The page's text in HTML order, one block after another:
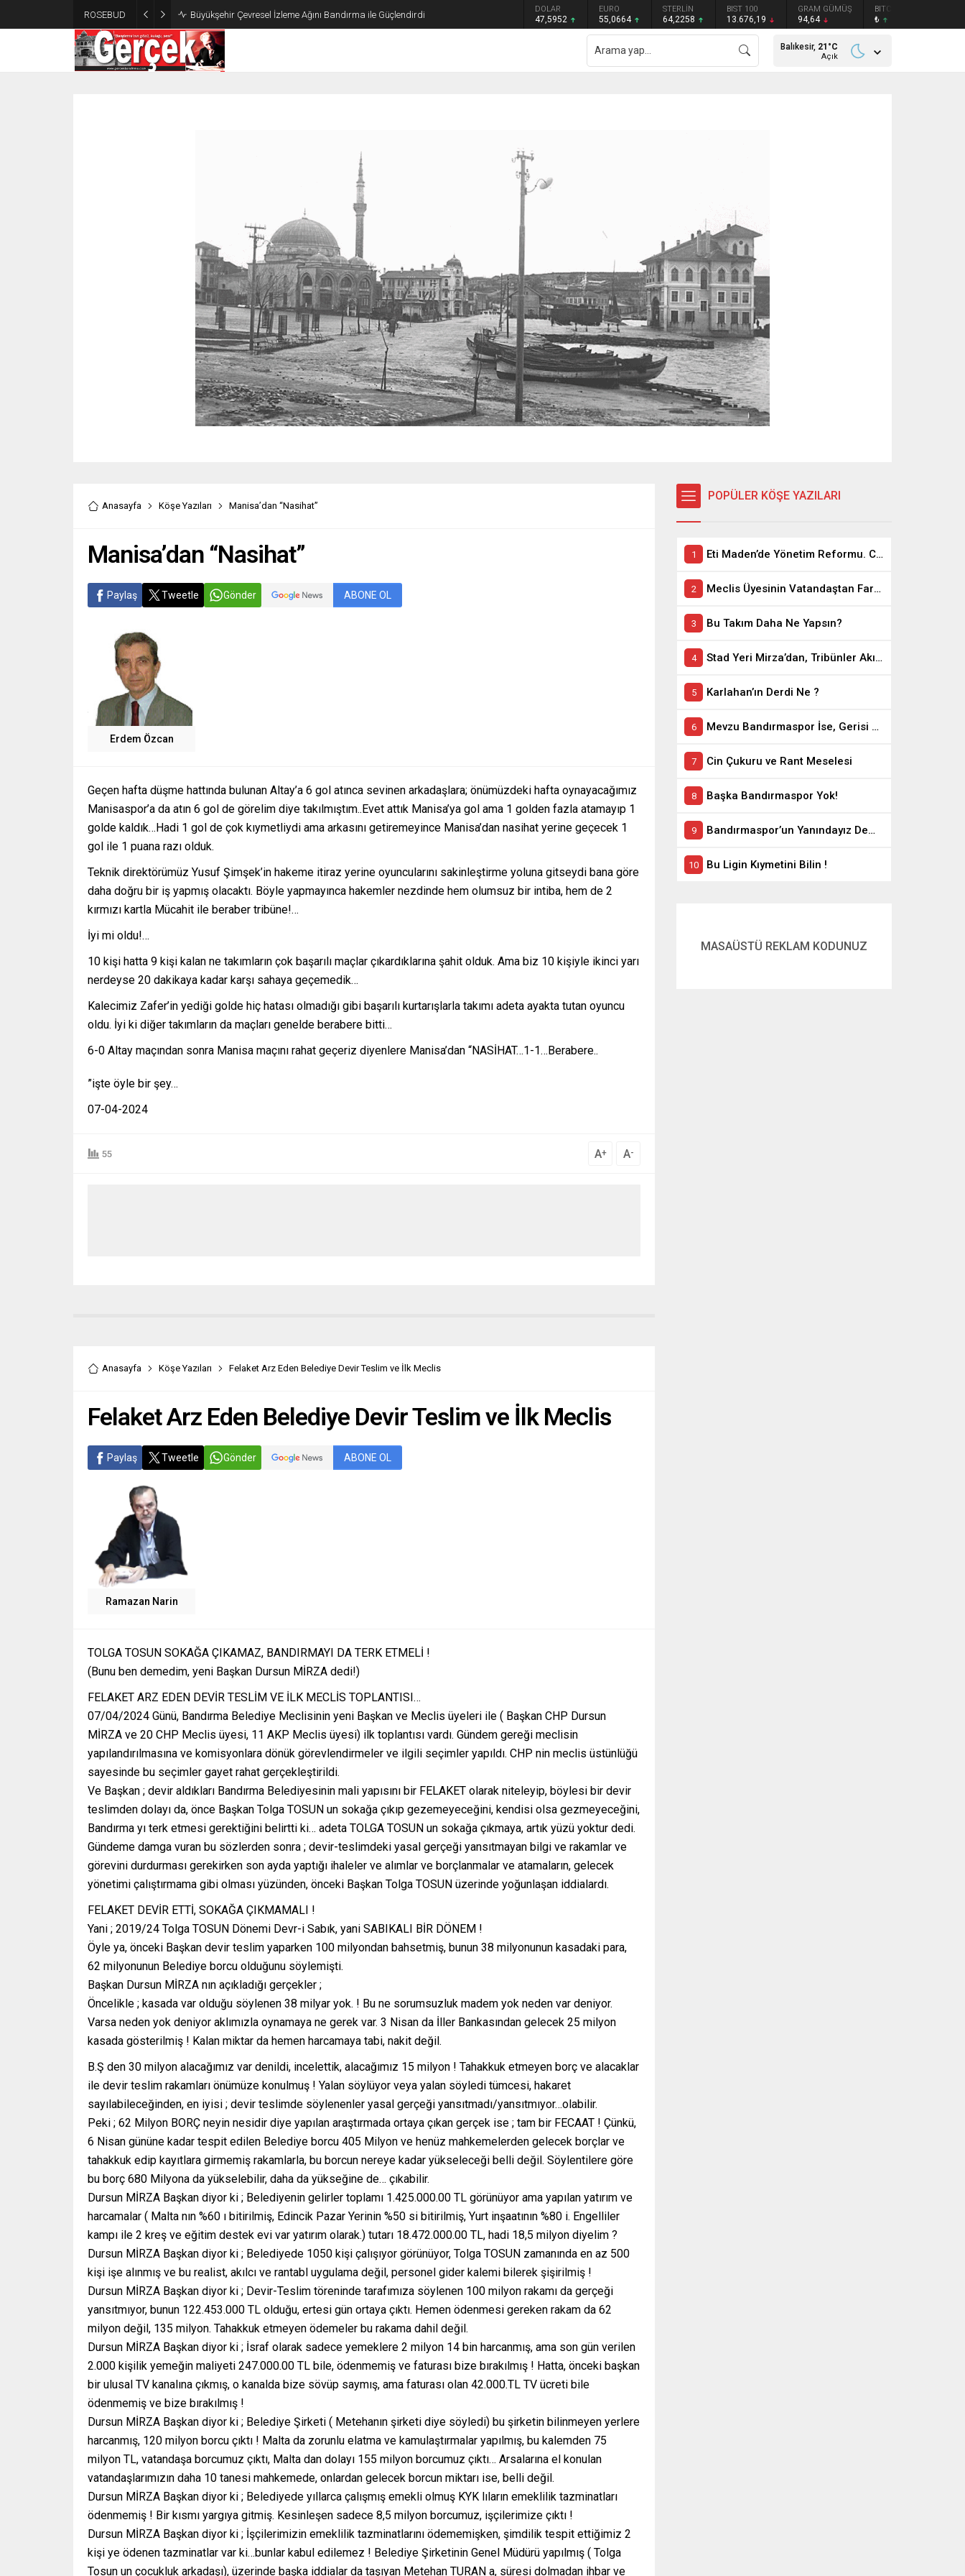
ROSEBUD Büyükşehir Çevresel İzleme Ağını Bandırma ile Güçlendirdi DOLAR
47,5952
EURO
55,0664
STERLİN
64,2258
BIST 100
13.676,19
GRAM GÜMÜŞ
94,64
BITCOIN
₺
Balıkesir, 21 °C
Açık
Anasayfa Köşe Yazıları Manisa’dan “Nasihat”
Manisa’dan “Nasihat”
Paylaş Tweetle Gönder ABONE OL
Erdem Özcan
Geçen hafta düşme hattında bulunan Altay’a 6 gol atınca sevinen arkadaşlara; önümüzdeki hafta oynayacağımız
Manisaspor’a da atın 6 gol de görelim diye takılmıştım..Evet attık Manisa’ya gol ama 1 golden fazla atamayıp 1
golde kaldık…Hadi 1 gol de çok kıymetliydi ama arkasını getiremeyince Manisa’dan nasihat yerine geçecek 1
gol ile 1 puana razı olduk.
Teknik direktörümüz Yusuf Şimşek’in hakeme itiraz yerine oyuncularını sakinleştirme yoluna gitseydi bana göre
daha doğru bir iş yapmış olacaktı. Böyle yapmayınca hakemler nezdinde hem olumsuz bir intiba, hem de 2
kırmızı kartla Mücahit ile beraber tribüne!…
İyi mi oldu!…
10 kişi hatta 9 kişi kalan ne takımların çok başarılı maçlar çıkardıklarına şahit olduk. Ama biz 10 kişiyle ikinci yarı
nerdeyse 20 dakikaya kadar karşı sahaya geçemedik…
Kalecimiz Zafer’in yediği golde hiç hatası olmadığı gibi başarılı kurtarışlarla takımı adeta ayakta tutan oyuncu
oldu. İyi ki diğer takımların da maçları genelde berabere bitti…
6-0 Altay maçından sonra Manisa maçını rahat geçeriz diyenlere Manisa’dan “NASİHAT…1-1…Berabere..
”işte öyle bir şey…
07-04-2024
55 A+ A-
Anasayfa Köşe Yazıları Felaket Arz Eden Belediye Devir Teslim ve İlk Meclis
Felaket Arz Eden Belediye Devir Teslim ve İlk Meclis
Paylaş Tweetle Gönder ABONE OL
Ramazan Narin
TOLGA TOSUN SOKAĞA ÇIKAMAZ, BANDIRMAYI DA TERK ETMELİ !
(Bunu ben demedim, yeni Başkan Dursun MİRZA dedi!)
FELAKET ARZ EDEN DEVİR TESLİM VE İLK MECLİS TOPLANTISI…
07/04/2024 Günü, Bandırma Belediye Meclisinin yeni Başkan ve Meclis üyeleri ile ( Başkan CHP Dursun
MİRZA ve 20 CHP Meclis üyesi, 11 AKP Meclis üyesi) ilk toplantısı vardı. Gündem gereği meclisin
yapılandırılmasına ve komisyonlara dönük görevlendirmeler ve ilgili seçimler yapıldı. CHP nin meclis üstünlüğü
sayesinde bu seçimler gayet rahat gerçekleştirildi.
Ve Başkan ; devir aldıkları Bandırma Belediyesinin mali yapısını bir FELAKET olarak niteleyip, böylesi bir devir
teslimden dolayı da, önce Başkan Tolga TOSUN un sokağa çıkıp gezemeyeceğini, kendisi olsa gezmeyeceğini,
Bandırma yı terk etmesi gerektiğini belirtti ki… adeta TOLGA TOSUN un sokağa çıkmaya, artık yüzü yoktur dedi.
Gündeme damga vuran bu sözlerden sonra ; devir-teslimdeki yasal gerçeği yansıtmayan bilgi ve rakamlar ve
görevini durdurması gerekirken son ayda yaptığı ihaleler ve alımlar ve borçlanmalar ve atamaların, gelecek
yönetimi çalıştırmama gibi olması yüzünden, önceki Başkan Tolga TOSUN üzerinde yoğunlaşan iddialardı.
FELAKET DEVİR ETTİ, SOKAĞA ÇIKMAMALI !
Yani ; 2019/24 Tolga TOSUN Dönemi Devr-i Sabık, yani SABIKALI BİR DÖNEM !
Öyle ya, önceki Başkan devir teslim yaparken 100 milyondan bahsetmiş, bunun 38 milyonunun kasadaki para,
62 milyonunun Belediye borcu olduğunu söylemişti.
Başkan Dursun MİRZA nın açıkladığı gerçekler ;
Öncelikle ; kasada var olduğu söylenen 38 milyar yok. ! Bu ne sorumsuzluk madem yok neden var deniyor.
Varsa neden yok deniyor aklımızla oynamaya ne gerek var. 3 Nisan da İller Bankasından gelecek 25 milyon
kasada gösterilmiş ! Kalan miktar da hemen harcamaya tabi, nakit değil.
B.Ş den 30 milyon alacağımız var denildi, incelettik, alacağımız 15 milyon ! Tahakkuk etmeyen borç ve alacaklar
ile devir teslim rakamları önümüze konulmuş ! Yalan söylüyor veya yalan söyledi tümcesi, hakaret
sayılabileceğinden, en iyisi ; devir teslimde söylenenler yasal gerçeği yansıtmadı/yansıtmıyor…olabilir.
Peki ; 62 Milyon BORÇ neyin nesidir diye yapılan araştırmada ortaya çıkan gerçek ise ; tam bir FECAAT ! Çünkü,
6 Nisan gününe kadar tespit edilen Belediye borcu 405 Milyon ve henüz mahkemelerden gelecek borçlar ve
tahakkuk edip kayıtlara girmemiş rakamlarla, bu borcun nereye kadar yükseleceği belli değil. Söylentilere göre
bu borç 680 Milyona da yükselebilir, daha da yükseğine de… çıkabilir.
Dursun MİRZA Başkan diyor ki ; Belediyenin gelirler toplamı 1.425.000.00 TL görünüyor ama yapılan yatırım ve
harcamalar ( Malta nın %60 ı bitirilmiş, Edincik Pazar Yerinin %50 si bitirilmiş, Yurt inşaatının %80 i. Engelliler
kampı ile 2 kreş ve eğitim destek evi var yatırım olarak.) tutarı 18.472.000.00 TL, hadi 18,5 milyon diyelim ?
Dursun MİRZA Başkan diyor ki ; Belediyede 1050 kişi çalışıyor görünüyor, Tolga TOSUN zamanında en az 500
kişi işe alınmış ve bu realist, akılcı ve rantabl uygulama değil, personel gider kalemi bilerek şişirilmiş !
Dursun MİRZA Başkan diyor ki ; Devir-Teslim töreninde tarafımıza söylenen 100 milyon rakamı da gerçeği
yansıtmıyor, bunun 122.453.000 TL olduğu, ertesi gün ortaya çıktı. Hemen ödenmesi gereken rakam da 62
milyon değil, 135 milyon. Tahakkuk etmeyen ödemeler bu rakama dahil değil.
Dursun MİRZA Başkan diyor ki ; İsraf olarak sadece yemeklere 2 milyon 14 bin harcanmış, ama son gün verilen
2.000 kişilik yemeğin maliyeti 247.000.00 TL bile, ödenmemiş ve faturası bize bırakılmış ! Hatta, önceki başkan
bir ulusal TV kanalına çıkmış, o kanalda bize sövüp saymış, ama faturası olan 42.000.TL TV ücreti bile
ödenmemiş ve bize bırakılmış !
Dursun MİRZA Başkan diyor ki ; Belediye Şirketi ( Metehanın şirketi diye söyledi) bu şirketin bilinmeyen yerlere
harcanmış, 120 milyon borcu çıktı ! Malta da zorunlu elatma ve kamulaştırmalar yapılmış, bu kalemden 75
milyon TL, vatandaşa borcumuz çıktı, Malta dan dolayı 155 milyon borcumuz çıktı… Arsalarına el konulan
vatandaşlarımızın daha 10 tanesi mahkemede, onlardan gelecek borcun miktarı ise, belli değil.
Dursun MİRZA Başkan diyor ki ; Belediyede yıllarca çalışmış emekli olmuş KYK lıların emeklilik tazminatları
ödenmemiş ! Bir kısmı yargıya gitmiş. Kesinleşen sadece 8,5 milyon borcumuz, işçilerimize çıktı !
Dursun MİRZA Başkan diyor ki ; İşçilerimizin emeklilik tazminatlarını ödememişken, şimdilik tespit ettiğimiz 2
kişi ye ödenen tazminatlar var ki…bunlar kabul edilemez ! Belediye Şirketinin Genel Müdürü yapılmış ( Tolga
Tosun un çocukluk arkadaşı), üzerinde başka iddialar da taşıyan Metehan TURAN a, süresi dolmadan ihbar ve
POPÜLER KÖŞE YAZILARI
Eti Maden’de Yönetim Reformu. CEO Modeli’nde Kadro / Taşeron İşçilik Ayrımı Kalkıyor
Meclis Üyesinin Vatandaştan Farkı Ne ?
Bu Takım Daha Ne Yapsın?
Stad Yeri Mirza’dan, Tribünler Akın’dan: Geriye Bakanlık Kaldı.
Karlahan’ın Derdi Ne ?
Mevzu Bandırmaspor İse, Gerisi Teferruattır
Cin Çukuru ve Rant Meselesi
Başka Bandırmaspor Yok!
Bandırmaspor’un Yanındayız Demekle Olmuyor!
Bu Ligin Kıymetini Bilin !
MASAÜSTÜ REKLAM KODUNUZ